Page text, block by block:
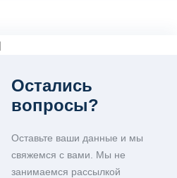
Остались
вопросы?
Оставьте ваши данные и мы
свяжемся с вами. Мы не
занимаемся рассылкой